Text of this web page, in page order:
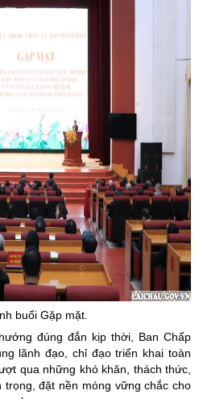
buổi Gặp mặt.
đúng đắn kịp thời, Ban Chấp
lãnh đạo, chỉ đạo triển khai toàn
qua những khó khăn, thách thức,
đặt nền móng vững chắc cho